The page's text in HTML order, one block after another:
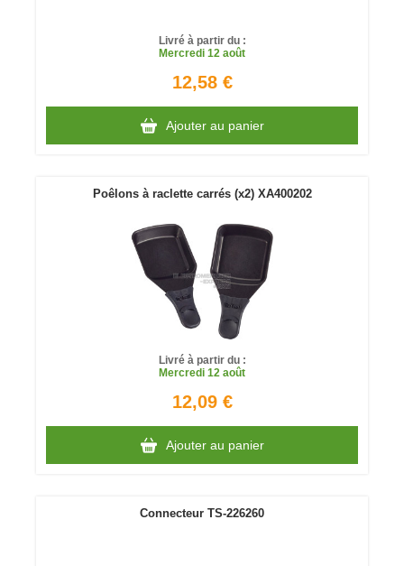
Livré à partir du :
Mercredi 12 août
12,58 €
Ajouter au panier
Poêlons à raclette carrés (x2) XA400202
Livré à partir du :
Mercredi 12 août
12,09 €
Ajouter au panier
Connecteur TS-226260